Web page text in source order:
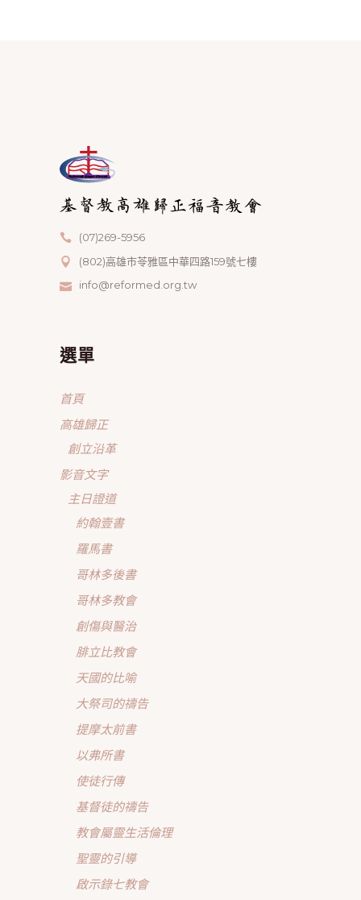
(07)269-5956
(802)高雄市苓雅區中華四路159號七樓
info@reformed.org.tw
選單
首頁
高雄歸正
創立沿革
影音文字
主日證道
約翰壹書
羅馬書
哥林多後書
哥林多教會
創傷與醫治
腓立比教會
天國的比喻
大祭司的禱告
提摩太前書
以弗所書
使徒行傳
基督徒的禱告
教會屬靈生活倫理
聖靈的引導
啟示錄七教會